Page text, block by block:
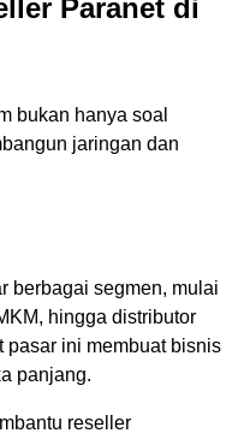
Paranet di
bukan hanya soal
jaringan dan
berbagai segmen, mulai
hingga distributor
pasar ini membuat bisnis
panjang.
reseller